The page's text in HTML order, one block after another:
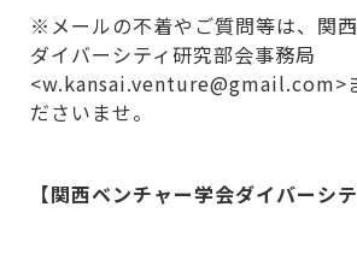
※メールの不着やご質問等は、関
ダイバーシティ研究部会事務局
<w.kansai.venture@gmail.com>
ださいませ。
【関西ベンチャー学会ダイバーシ